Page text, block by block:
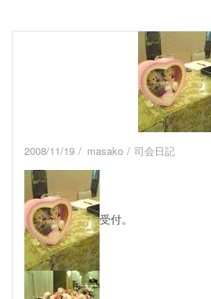
2008/11/19 masako 司会日記
受付。